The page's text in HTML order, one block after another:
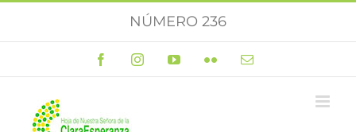
NÚMERO 236
FacebookInstagramYouTubeFlickr Correo